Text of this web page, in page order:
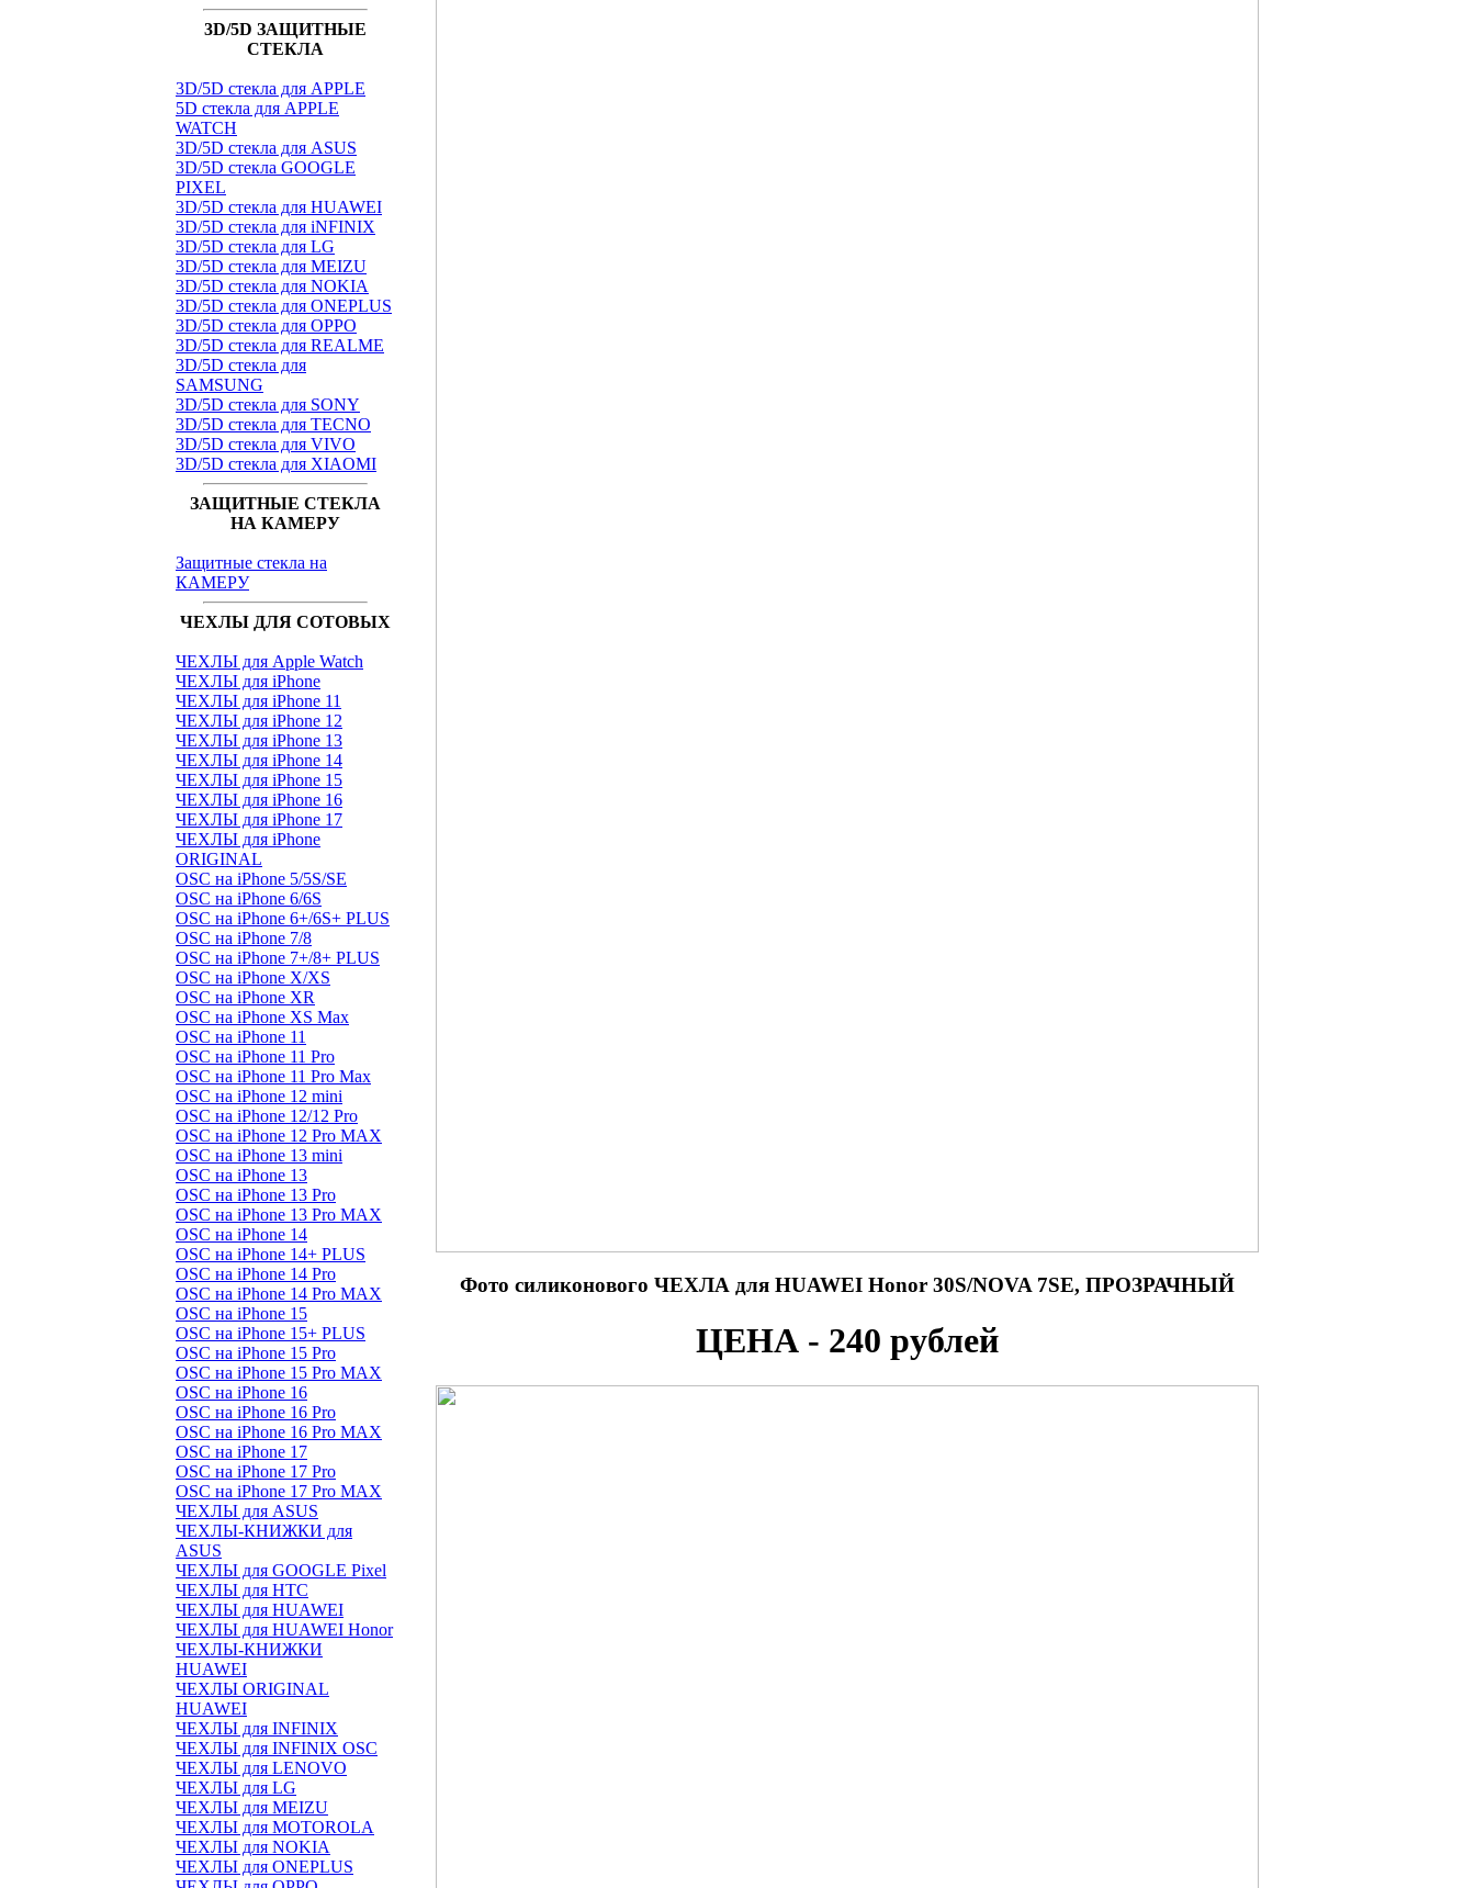
3D/5D ЗАЩИТНЫЕ
СТЕКЛА
3D/5D стекла для APPLE
5D стекла для APPLE
WATCH
3D/5D стекла для ASUS
3D/5D стекла GOOGLE
PIXEL
3D/5D стекла для HUAWEI
3D/5D стекла для iNFINIX
3D/5D стекла для LG
3D/5D стекла для MEIZU
3D/5D стекла для NOKIA
3D/5D стекла для ONEPLUS
3D/5D стекла для OPPO
3D/5D стекла для REALME
3D/5D стекла для
SAMSUNG
3D/5D стекла для SONY
3D/5D стекла для TECNO
3D/5D стекла для VIVO
3D/5D стекла для XIAOMI
ЗАЩИТНЫЕ СТЕКЛА
НА КАМЕРУ
Защитные стекла на
КАМЕРУ
ЧЕХЛЫ ДЛЯ СОТОВЫХ
ЧЕХЛЫ для Apple Watch
ЧЕХЛЫ для iPhone
ЧЕХЛЫ для iPhone 11
ЧЕХЛЫ для iPhone 12
ЧЕХЛЫ для iPhone 13
ЧЕХЛЫ для iPhone 14
ЧЕХЛЫ для iPhone 15
ЧЕХЛЫ для iPhone 16
ЧЕХЛЫ для iPhone 17
ЧЕХЛЫ для iPhone
ORIGINAL
OSC на iPhone 5/5S/SE
OSC на iPhone 6/6S
OSC на iPhone 6+/6S+ PLUS
OSC на iPhone 7/8
OSC на iPhone 7+/8+ PLUS
OSC на iPhone X/XS
OSC на iPhone XR
OSC на iPhone XS Max
OSC на iPhone 11
OSC на iPhone 11 Pro
OSC на iPhone 11 Pro Max
OSC на iPhone 12 mini
OSC на iPhone 12/12 Pro
OSC на iPhone 12 Pro MAX
OSC на iPhone 13 mini
OSC на iPhone 13
OSC на iPhone 13 Pro
OSC на iPhone 13 Pro MAX
OSC на iPhone 14
OSC на iPhone 14+ PLUS
OSC на iPhone 14 Pro
OSC на iPhone 14 Pro MAX
OSC на iPhone 15
OSC на iPhone 15+ PLUS
OSC на iPhone 15 Pro
OSC на iPhone 15 Pro MAX
OSC на iPhone 16
OSC на iPhone 16 Pro
OSC на iPhone 16 Pro MAX
OSC на iPhone 17
OSC на iPhone 17 Pro
OSC на iPhone 17 Pro MAX
ЧЕХЛЫ для ASUS
ЧЕХЛЫ-КНИЖКИ для
ASUS
ЧЕХЛЫ для GOOGLE Pixel
ЧЕХЛЫ для HTC
ЧЕХЛЫ для HUAWEI
ЧЕХЛЫ для HUAWEI Honor
ЧЕХЛЫ-КНИЖКИ
HUAWEI
ЧЕХЛЫ ORIGINAL
HUAWEI
ЧЕХЛЫ для INFINIX
ЧЕХЛЫ для INFINIX OSC
ЧЕХЛЫ для LENOVO
ЧЕХЛЫ для LG
ЧЕХЛЫ для MEIZU
ЧЕХЛЫ для MOTOROLA
ЧЕХЛЫ для NOKIA
ЧЕХЛЫ для ONEPLUS
Фото силиконового ЧЕХЛА для HUAWEI Honor 30S/NOVA 7SE, ПРОЗРАЧНЫЙ
ЦЕНА - 240 рублей